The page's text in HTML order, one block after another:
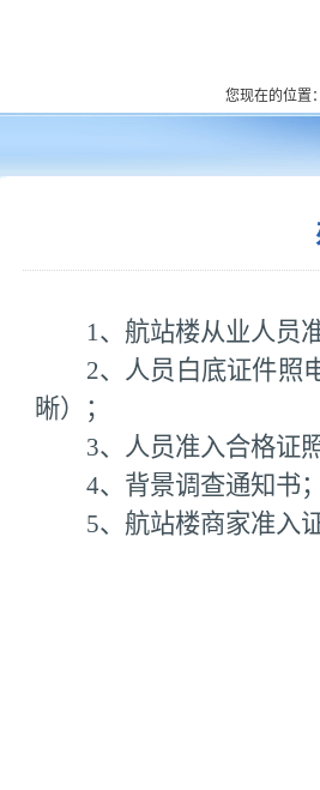
您现在的位置
1、航站楼从业人员
2、人员白底证件照
晰）；
3、人员准入合格证
4、背景调查通知书
5、航站楼商家准入